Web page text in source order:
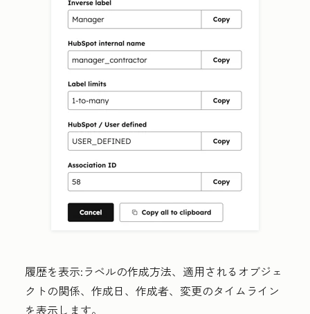
履歴を表示:ラベルの作成方法、適用されるオブジェ
クトの関係、作成日、作成者、変更のタイムライン
を表示します。